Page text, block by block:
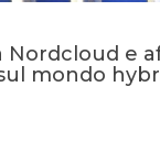
Nordcloud e
mondo